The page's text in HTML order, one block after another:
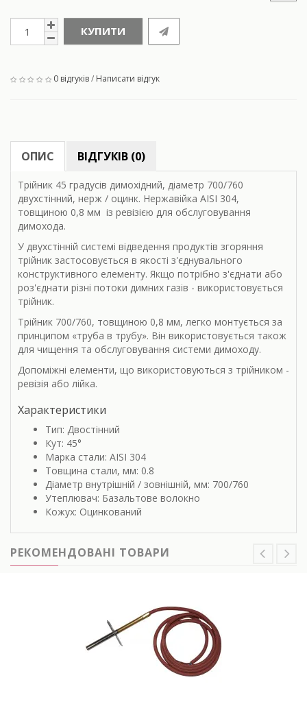
КУПИТИ
0 відгуків/ Написати відгук
ОПИС ВІДГУКІВ (0)
Трійник 45 градусів димохідний, діаметр 700/760
двухстінний, нерж / оцинк. Нержавійка AISI 304,
товщиною 0,8 мм із ревізією для обслуговування
димохода.
У двухстінній системі відведення продуктів згоряння
трійник застосовується в якості з'єднувального
конструктивного елементу. Якщо потрібно з'єднати або
роз'єднати різні потоки димних газів - використовується
трійник.
Трійник 700/760, товщиною 0,8 мм, легко монтується за
принципом «труба в трубу». Він використовується також
для чищення та обслуговування системи димоходу.
Допоміжні елементи, що використовуються з трійником -
ревізія або лійка.
Характеристики
Тип: Двостінний
Кут: 45°
Марка стали: AISI 304
Товщина стали, мм: 0.8
Діаметр внутрішній / зовнішній, мм: 700/760
Утеплювач: Базальтове волокно
Кожух: Оцинкований
РЕКОМЕНДОВАНІ ТОВАРИ